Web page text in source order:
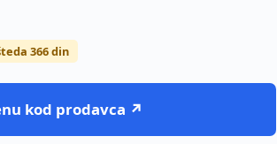
366 din
kod prodavca ↗